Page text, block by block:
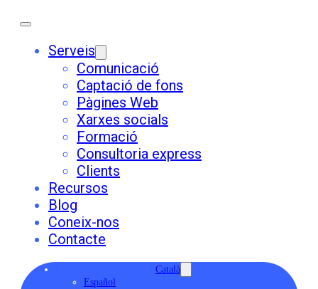
Serveis
Comunicació
Captació de fons
Pàgines Web
Xarxes socials
Formació
Consultoria express
Clients
Recursos
Blog
Coneix-nos
Contacte
Català
Español